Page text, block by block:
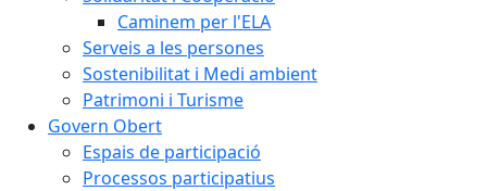
Caminem per l'ELA
Serveis a les persones
Sostenibilitat i Medi ambient
Patrimoni i Turisme
Govern Obert
Espais de participació
Processos participatius